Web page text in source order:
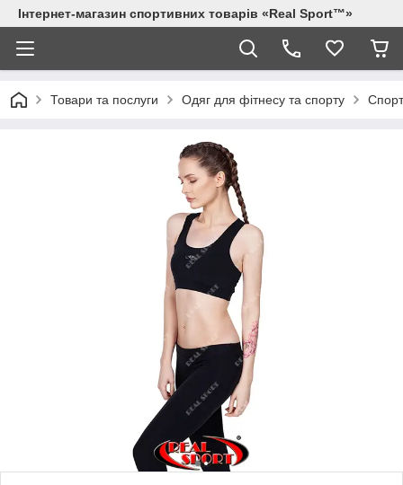
Інтернет-магазин спортивних товарів «Real Sport™»
Товари та послуги Одяг для фітнесу та спорту